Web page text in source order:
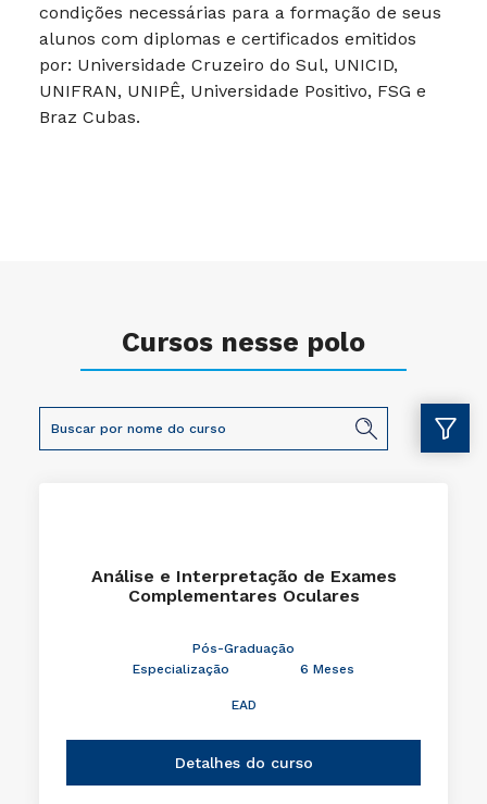
condições necessárias para a formação de seus
alunos com diplomas e certificados emitidos
por: Universidade Cruzeiro do Sul, UNICID,
UNIFRAN, UNIPÊ, Universidade Positivo, FSG e
Braz Cubas.
Cursos nesse polo
Análise e Interpretação de Exames
Complementares Oculares
Pós-Graduação
Especialização
6 Meses
EAD
Detalhes do curso